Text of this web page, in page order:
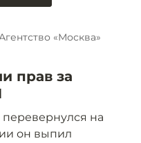
«Москва»
прав за
перевернулся на
он выпил